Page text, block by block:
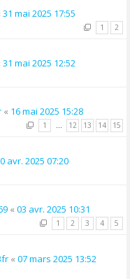
31 mai 2025 17:55
1 2
31 mai 2025 12:52
« 16 mai 2025 15:28
1 … 12 13 14 15
avr. 2025 07:20
« 03 avr. 2025 10:31
1 2 3 4 5
« 07 mars 2025 13:52